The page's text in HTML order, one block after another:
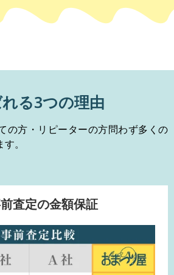
る3つの理由
の方・リピーターの方問わず多くの
。
査定の金額保証